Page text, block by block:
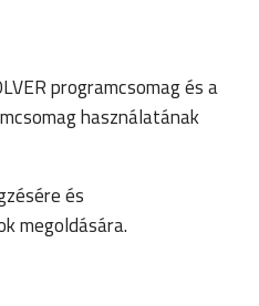
programcsomag és a
használatának
és
megoldására.